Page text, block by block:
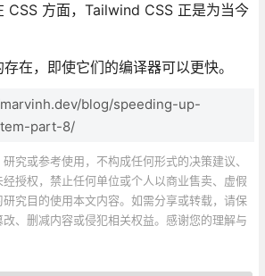
CSS 方面，Tailwind CSS 正是为当今
在，即使它们的编译器可以更快。
blog/speeding-up-
part-8/
究或参考使用，不构成任何形式的决策建议、
授权，禁止任何单位或个人以商业售卖、虚假
究目的使用本文内容。如需分享或转载，请保
、删减内容或侵犯相关权益。感谢您的理解与